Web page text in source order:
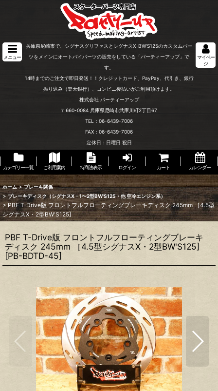
メニュー
兵庫県尼崎市で、シグナスグリファスとシグナスX･BW'S125のカスタムパー
ツをメインにオートバイパーツの販売をしている「パーティーアップ」で
す。
14時までのご注文で即日発送！！クレジットカード、PayPay、代引き、銀行
振り込み（楽天銀行）、コンビニ後払いがご利用頂けます。
株式会社 パーティーアップ
〒660-0084 兵庫県尼崎市武庫川町2丁目67
TEL：06-6439-7006
FAX：06-6439-7006
定休日：日曜日 祝日
マイペー
ジ
カテゴリー一覧 ご利用案内 特商法表示 ログイン カート カレンダー
ホーム > ブレーキ関係
> ブレーキディスク（シグナスX・1〜2型BW'S125・他 空冷エンジン系）
> PBF T-Drive版 フロントフルフローティングブレーキディスク 245mm ［4.5型
シグナスX・2型BW'S125]
PBF T-Drive版 フロントフルフローティングブレーキ
ディスク 245mm ［4.5型シグナスX・2型BW'S125]
[PB-BDTD-45]